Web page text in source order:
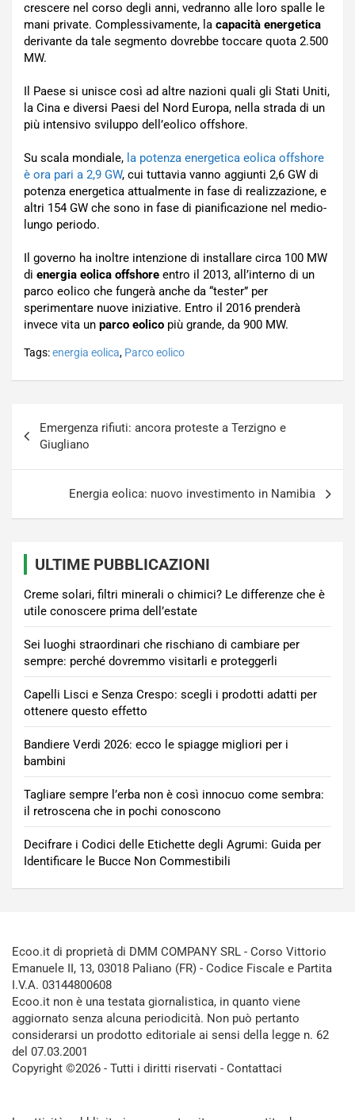
crescere nel corso degli anni, vedranno alle loro spalle le
mani private. Complessivamente, la capacità energetica
derivante da tale segmento dovrebbe toccare quota 2.500
MW.
Il Paese si unisce così ad altre nazioni quali gli Stati Uniti,
la Cina e diversi Paesi del Nord Europa, nella strada di un
più intensivo sviluppo dell’eolico offshore.
Su scala mondiale, la potenza energetica eolica offshore
è ora pari a 2,9 GW, cui tuttavia vanno aggiunti 2,6 GW di
potenza energetica attualmente in fase di realizzazione, e
altri 154 GW che sono in fase di pianificazione nel medio-
lungo periodo.
Il governo ha inoltre intenzione di installare circa 100 MW
di energia eolica offshore entro il 2013, all’interno di un
parco eolico che fungerà anche da “tester” per
sperimentare nuove iniziative. Entro il 2016 prenderà
invece vita un parco eolico più grande, da 900 MW.
Tags:energia eolica, Parco eolico
articoli
Emergenza rifiuti: ancora proteste a Terzigno e
Giugliano
Energia eolica: nuovo investimento in Namibia
ULTIME PUBBLICAZIONI
Creme solari, filtri minerali o chimici? Le differenze che è
utile conoscere prima dell’estate
Sei luoghi straordinari che rischiano di cambiare per
sempre: perché dovremmo visitarli e proteggerli
Capelli Lisci e Senza Crespo: scegli i prodotti adatti per
ottenere questo effetto
Bandiere Verdi 2026: ecco le spiagge migliori per i
bambini
Tagliare sempre l’erba non è così innocuo come sembra:
il retroscena che in pochi conoscono
Decifrare i Codici delle Etichette degli Agrumi: Guida per
Identificare le Bucce Non Commestibili
Ecoo.it di proprietà di DMM COMPANY SRL - Corso Vittorio
Emanuele II, 13, 03018 Paliano (FR) - Codice Fiscale e Partita
I.V.A. 03144800608
Ecoo.it non è una testata giornalistica, in quanto viene
aggiornato senza alcuna periodicità. Non può pertanto
considerarsi un prodotto editoriale ai sensi della legge n. 62
del 07.03.2001
Copyright ©2026 - Tutti i diritti riservati - Contattaci